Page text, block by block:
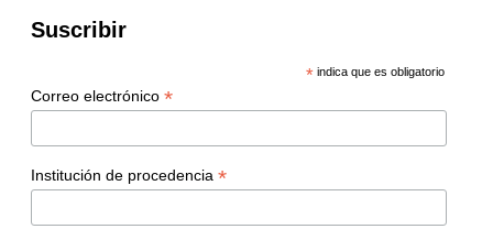
Suscribir
* indica que es obligatorio
Correo electrónico *
Institución de procedencia *